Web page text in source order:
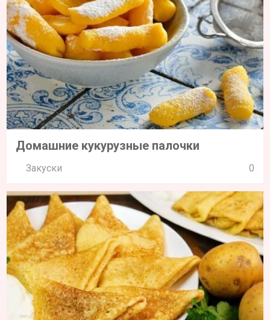
Домашние кукурузные палочки
Закуски 0